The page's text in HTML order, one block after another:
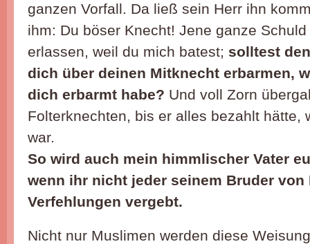
ganzen Vorfall. Da ließ sein Herr ihn
ihm: Du böser Knecht! Jene ganze
erlassen, weil du mich batest; solltest
dich über deinen Mitknecht erbarmen,
dich erbarmt habe? Und voll Zorn
Folterknechten, bis er alles bezahlt hätte,
war.
So wird auch mein himmlischer Vater
wenn ihr nicht jeder seinem Bruder von
Verfehlungen vergebt.
Nicht nur Muslimen werden diese